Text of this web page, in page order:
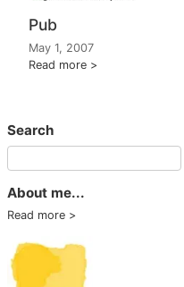
Pub
May 1, 2007
Read more
Search
About me...
Read more